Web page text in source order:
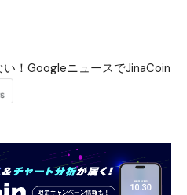
！GoogleニュースでJinaCoin